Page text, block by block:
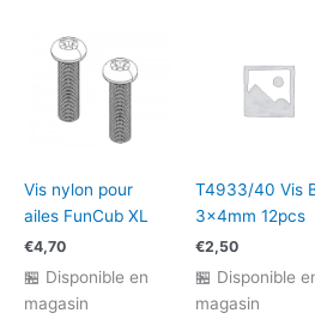
10pcs
Vis nylon pour
ailes FunCub XL
€4,70
🏪 Disponible en
magasin
T4933/40 Vis
3x4mm 12pcs
€2,50
🏪 Disponible
magasin